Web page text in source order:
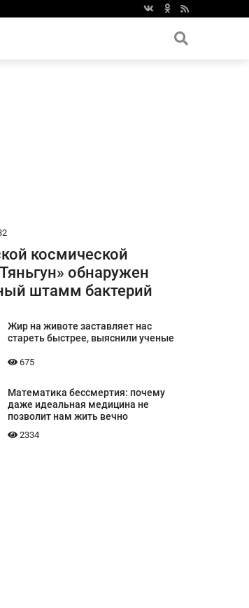
космической
обнаружен
штамм бактерий
Жир на животе заставляет нас
стареть быстрее, выяснили ученые
675
Математика бессмертия: почему
даже идеальная медицина не
позволит нам жить вечно
2334